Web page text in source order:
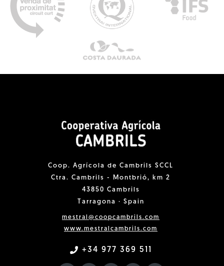
Coop. Agrícola de Cambrils SCCL
Ctra. Cambrils - Montbrió, km 2
43850 Cambrils
Tarragona · Spain
mestral@coopcambrils.com
www.mestralcambrils.com
+34 977 369 511